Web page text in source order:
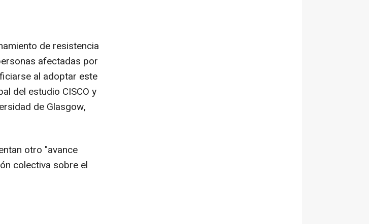
de resistencia
afectadas por
al adoptar este
del estudio CISCO y
de Glasgow,
otro "avance
colectiva sobre el